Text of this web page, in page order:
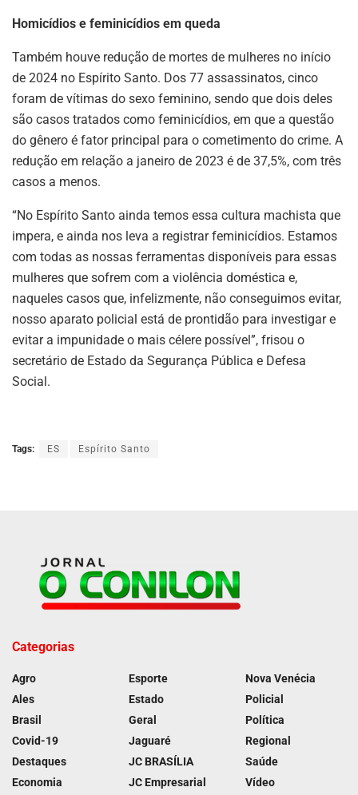
Homicídios e feminicídios em queda
Também houve redução de mortes de mulheres no início
de 2024 no Espírito Santo. Dos 77 assassinatos, cinco
foram de vítimas do sexo feminino, sendo que dois deles
são casos tratados como feminicídios, em que a questão
do gênero é fator principal para o cometimento do crime. A
redução em relação a janeiro de 2023 é de 37,5%, com três
casos a menos.
“No Espírito Santo ainda temos essa cultura machista que
impera, e ainda nos leva a registrar feminicídios. Estamos
com todas as nossas ferramentas disponíveis para essas
mulheres que sofrem com a violência doméstica e,
naqueles casos que, infelizmente, não conseguimos evitar,
nosso aparato policial está de prontidão para investigar e
evitar a impunidade o mais célere possível”, frisou o
secretário de Estado da Segurança Pública e Defesa
Social.
Tags: ES Espírito Santo
Categorias
Agro
Ales
Brasil
Covid-19
Destaques
Economia
Esporte
Estado
Geral
Jaguaré
JC BRASÍLIA
JC Empresarial
Nova Venécia
Policial
Política
Regional
Saúde
Vídeo